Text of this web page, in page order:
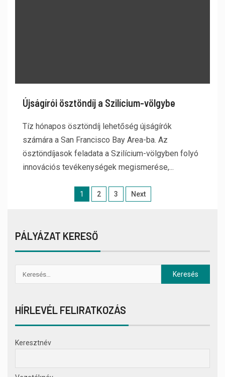
Újságírói ösztöndíj a Szilícium-völgybe
Tíz hónapos ösztöndíj lehetőség újságírók
számára a San Francisco Bay Area-ba. Az
ösztöndíjasok feladata a Szilícium-völgyben folyó
innovációs tevékenységek megismerése,...
1 2 3 Next
PÁLYÁZAT KERESŐ
HÍRLEVÉL FELIRATKOZÁS
Keresztnév